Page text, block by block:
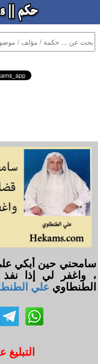
سامحني حين أبكي
، واغفر لي إذا
الطنطاوي علي